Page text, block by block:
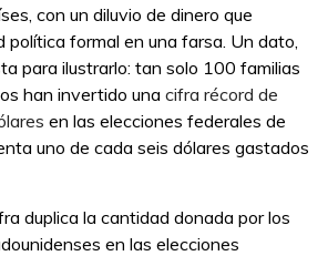
con un diluvio de dinero que
política formal en una farsa. Un dato,
para ilustrarlo: tan solo 100 familias
han invertido una cifra récord de
en las elecciones federales de
uno de cada seis dólares gastados
duplica la cantidad donada por los
en las elecciones